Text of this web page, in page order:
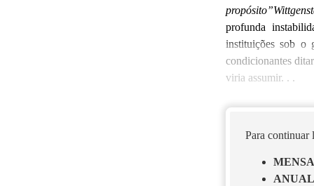
propósito”
profunda
instituições sob o
condicionantes
viria assumir. . .
Para continuar
ANUAL